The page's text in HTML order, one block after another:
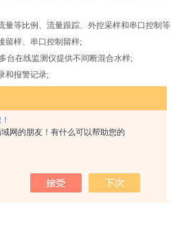
网的朋友！有什么可以帮助您的
量等比例、流量跟踪、外控采样和串口控制
留样、串口控制留样;
台在线监测仪提供不间断混合水样;
和报警记录;
置、记录上传、远程控制留样等;
，温度均匀准确;
保证留样的代表性;
能。